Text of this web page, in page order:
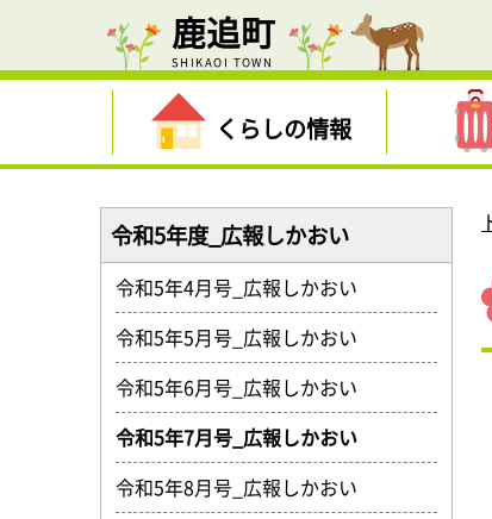
鹿追町
SHIKAOI TOWN
くらしの情報
令和5年度_広報しかおい
令和5年4月号_広報しかおい
令和5年5月号_広報しかおい
令和5年6月号_広報しかおい
令和5年7月号_広報しかおい
令和5年8月号_広報しかおい